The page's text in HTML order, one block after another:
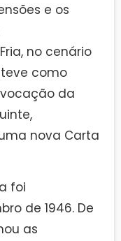
e os
no cenário
como
da
nova Carta
foi
de 1946. De
as